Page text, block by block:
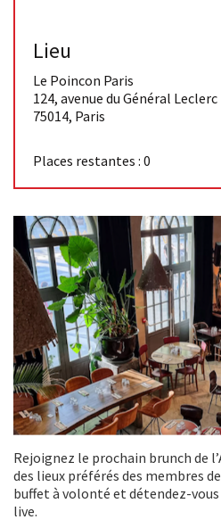
Lieu
Le Poincon Paris
124, avenue du Général Leclerc
75014, Paris
Places restantes : 0
Rejoignez le prochain brunch de
des lieux préférés des membres
buffet à volonté et détendez-vous
live.